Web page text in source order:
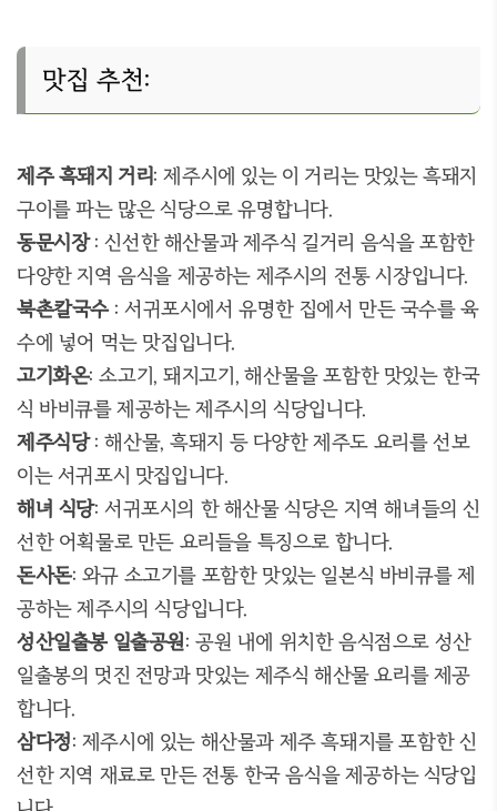
맛집 추천:
제주 흑돼지 거리:제주시에 있는 이 거리는 맛있는 흑돼지
구이를 파는 많은 식당으로 유명합니다.
동문시장:신선한 해산물과 제주식 길거리 음식을 포함한
다양한 지역 음식을 제공하는 제주시의 전통 시장입니다.
북촌칼국수: 서귀포시에서 유명한 집에서 만든 국수를 육
수에 넣어 먹는 맛집입니다.
고기화온:소고기,돼지고기,해산물을 포함한 맛있는 한국
식 바비큐를 제공하는 제주시의 식당입니다.
제주식당:해산물,흑돼지 등 다양한 제주도 요리를 선보
이는 서귀포시 맛집입니다.
해녀 식당: 서귀포시의 한 해산물 식당은 지역 해녀들의 신
선한 어획물로 만든 요리들을 특징으로 합니다.
돈사돈: 와규 소고기를 포함한 맛있는 일본식 바비큐를 제
공하는 제주시의 식당입니다.
성산일출봉 일출공원: 공원 내에 위치한 음식점으로 성산
일출봉의 멋진 전망과 맛있는 제주식 해산물 요리를 제공
합니다.
삼다정: 제주시에 있는 해산물과 제주 흑돼지를 포함한 신
선한 지역 재료로 만든 전통 한국 음식을 제공하는 식당입